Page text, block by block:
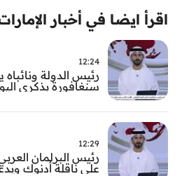
اقرأ ايضا في أخبار
12:24
رئيس الدولة
سنغافورة بذكرى
12:29
رئيس البرلمان
على ناقلة أدنوك